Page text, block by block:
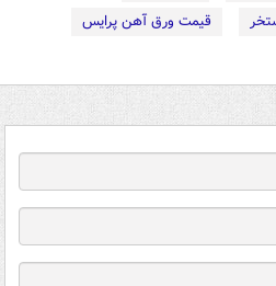
قیمت ورق آهن پرایس